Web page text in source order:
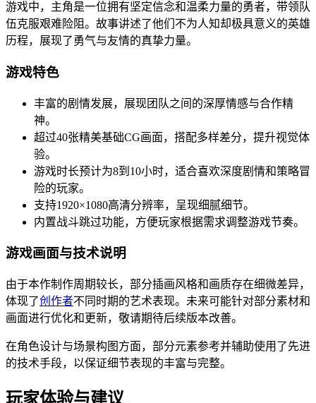
游戏中，主角是一位拥有坚定信念和温柔力量的勇者，带领队
伍克服艰难险阻。故事讲述了他们不为人知却极具意义的英雄
历程，展现了勇气与友情的真挚力量。
游戏特色
丰富的剧情发展，展现团队之间的深厚情感与合作精
神。
超过40张精美基础CG画面，搭配多样差分，提升视觉体
验。
游戏时长预计为8到10小时，适合喜欢深度剧情和策略冒
险的玩家。
支持1920×1080高清分辨率，呈现细腻细节。
内置战斗跳过功能，方便玩家根据需求调整游戏节奏。
游戏画面与技术说明
由于本作制作周期较长，部分插画风格和画质存在细微差异，
体现了创作者不同时期的艺术表现。未来可能针对部分素材和
画面进行优化和更新，敬请期待后续版本改善。
在角色设计与场景构图方面，部分元素参考并辅助使用了先进
的技术手段，以保证细节表现的丰富与完整。
玩家体验与建议